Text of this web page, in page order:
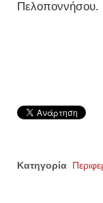
Πελοποννήσου.
Κατηγορία